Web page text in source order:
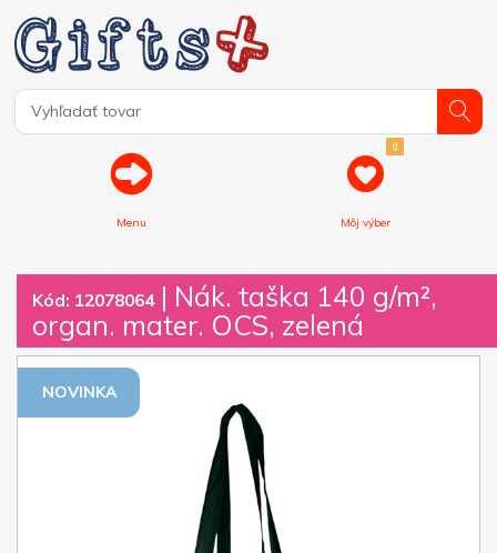
Menu
0
Môj výber
Kód: 12078064| Nák. taška 140 g/m²,
organ. mater. OCS, zelená
NOVINKA